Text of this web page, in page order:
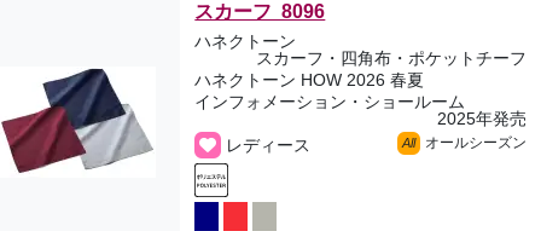
スカーフ 8096
ハネクトーン
スカーフ・四角布・ポケットチーフ
ハネクトーン HOW 2026 春夏
インフォメーション・ショールーム
2025年発売
レディース
All オールシーズン